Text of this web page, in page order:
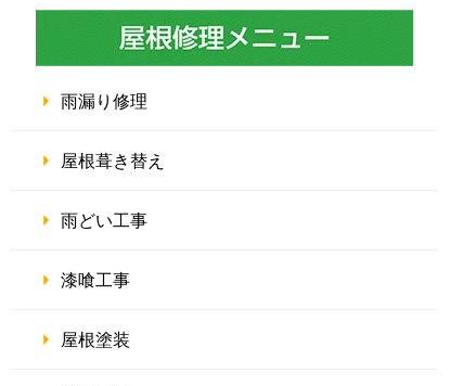
雨漏り修理
屋根葺き替え
雨どい工事
漆喰工事
屋根塗装